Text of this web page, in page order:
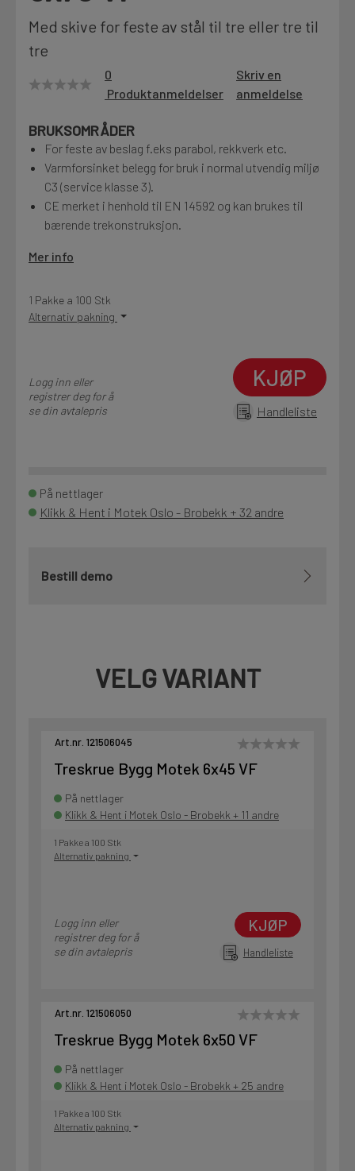
Motek
Finn butikk
Kontakt
Fra rådgivning til sporing av ordre
Kampanjer
Med skive for feste av stål til tre eller tre til
tre
0
Produktanmeldelser
Skriv en
anmeldelse
BRUKSOMRÅDER
For feste av beslag f.eks parabol, rekkverk etc.
Varmforsinket belegg for bruk i normal utvendig miljø
C3 (service klasse 3).
CE merket i henhold til EN 14592 og kan brukes til
bærende trekonstruksjon.
Mer info
1 Pakke a 100 Stk
Alternativ pakning
Logg inn eller
registrer deg for å
se din avtalepris
KJØP
Handleliste
På nettlager
Klikk & Hent i Motek Oslo - Brobekk + 32 andre
Bestill demo
VELG VARIANT
Art.nr. 121506045
Treskrue Bygg Motek 6x45 VF
På nettlager
Klikk & Hent i Motek Oslo - Brobekk + 11 andre
1 Pakke a 100 Stk
Alternativ pakning
Logg inn eller
registrer deg for å
se din avtalepris
KJØP
Handleliste
Art.nr. 121506050
Treskrue Bygg Motek 6x50 VF
På nettlager
Klikk & Hent i Motek Oslo - Brobekk + 25 andre
1 Pakke a 100 Stk
Alternativ pakning